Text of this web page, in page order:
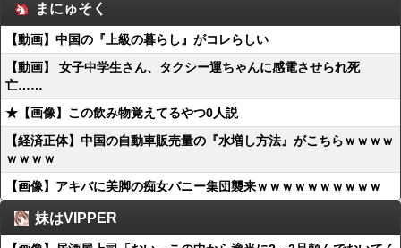
まにゅそく
【動画】中国の『上級の暮らし』がコレらしい
【動画】 女子中学生さん、タクシー運ちゃんに感電させられ死
亡……
★【画像】この飲み物覚えてるやつ0人説
【経済正体】中国の自動車販売量の『水増し方法』がこちらｗｗｗｗ
ｗｗｗｗ
【画像】アキバに美脚の痴女バニー集団襲来ｗｗｗｗｗｗｗｗｗｗ
妹はVIPPER